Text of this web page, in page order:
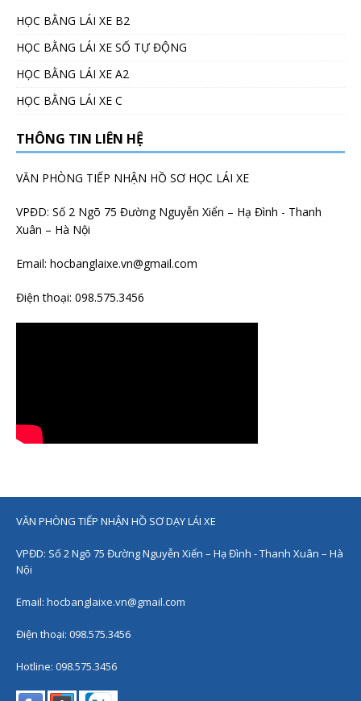
HỌC BẰNG LÁI XE B2
HỌC BẰNG LÁI XE SỐ TỰ ĐỘNG
HỌC BẰNG LÁI XE A2
HỌC BẰNG LÁI XE C
THÔNG TIN LIÊN HỆ
VĂN PHÒNG TIẾP NHẬN HỒ SƠ HỌC LÁI XE
VPĐD: Số 2 Ngõ 75 Đường Nguyễn Xiển – Hạ Đình - Thanh
Xuân – Hà Nội
Email: hocbanglaixe.vn@gmail.com
Điện thoại: 098.575.3456
VĂN PHÒNG TIẾP NHẬN HỒ SƠ DẠY LÁI XE
VPĐD: Số 2 Ngõ 75 Đường Nguyễn Xiển – Hạ Đình - Thanh Xuân – Hà
Nội
Email: hocbanglaixe.vn@gmail.com
Điện thoại: 098.575.3456
Hotline: 098.575.3456